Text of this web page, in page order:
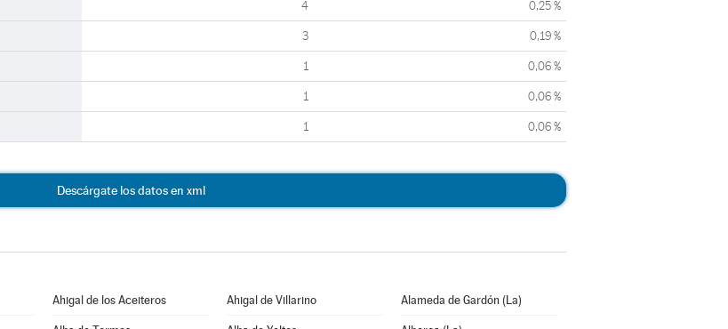
4 0,25 %
3 0,19 %
1 0,06 %
1 0,06 %
1 0,06 %
Descárgate los datos en xml
Ahigal de los Aceiteros Ahigal de Villarino Alameda de Gardón (La)